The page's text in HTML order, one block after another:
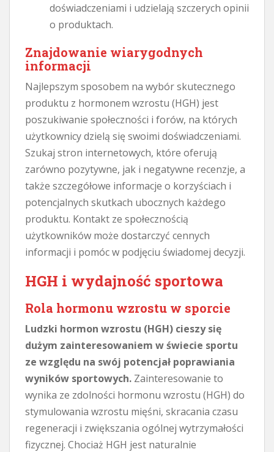
doświadczeniami i udzielają szczerych opinii
o produktach.
Znajdowanie wiarygodnych
informacji
Najlepszym sposobem na wybór skutecznego
produktu z hormonem wzrostu (HGH) jest
poszukiwanie społeczności i forów, na których
użytkownicy dzielą się swoimi doświadczeniami.
Szukaj stron internetowych, które oferują
zarówno pozytywne, jak i negatywne recenzje, a
także szczegółowe informacje o korzyściach i
potencjalnych skutkach ubocznych każdego
produktu. Kontakt ze społecznością
użytkowników może dostarczyć cennych
informacji i pomóc w podjęciu świadomej decyzji.
HGH i wydajność sportowa
Rola hormonu wzrostu w sporcie
Ludzki hormon wzrostu (HGH) cieszy się
dużym zainteresowaniem w świecie sportu
ze względu na swój potencjał poprawiania
wyników sportowych. Zainteresowanie to
wynika ze zdolności hormonu wzrostu (HGH) do
stymulowania wzrostu mięśni, skracania czasu
regeneracji i zwiększania ogólnej wytrzymałości
fizycznej. Chociaż HGH jest naturalnie